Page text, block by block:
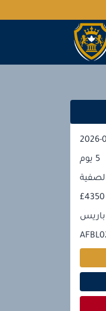
2026-
5 يوم
£4350
باريس